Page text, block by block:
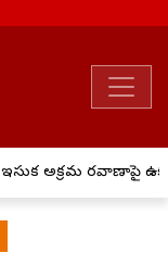
ఇసుక అక్రమ రవాణాపై